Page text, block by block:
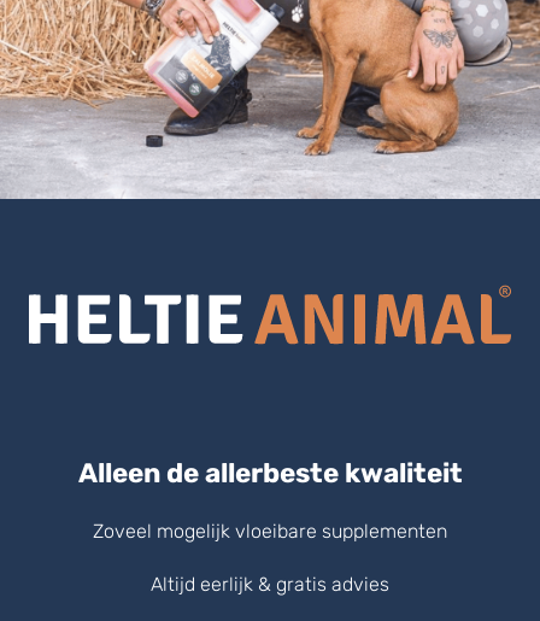
Alleen de allerbeste kwaliteit
Zoveel mogelijk vloeibare supplementen
Altijd eerlijk & gratis advies